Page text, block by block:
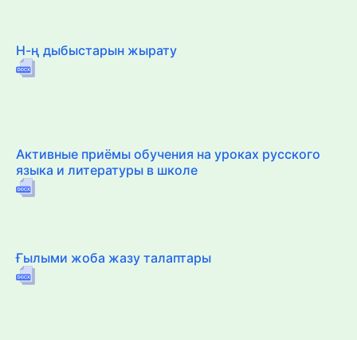
Н-ң дыбыстарын жырату
Активные приёмы обучения на уроках русского
языка и литературы в школе
Ғылыми жоба жазу талаптары